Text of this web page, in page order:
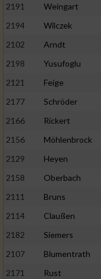
2191 Weingart
2194
Wilczek
2102
Arndt
2198
Yusufoglu
2121
Feige
2177
Schröder
2166
Rickert
2156
Möhlenbrock
2129
Heyen
2158
Oberbach
2111
Bruns
2114
Claußen
2182
Siemers
2107
Blumentrath
2171
Rust